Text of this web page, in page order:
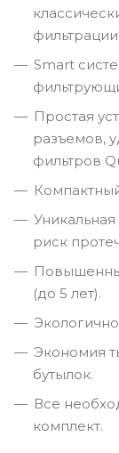
фильтрации.
Smart
Простая
разъемов,
фильтров
риск
(до 5 лет).
Экономия
бутылок.
Все
комплект.